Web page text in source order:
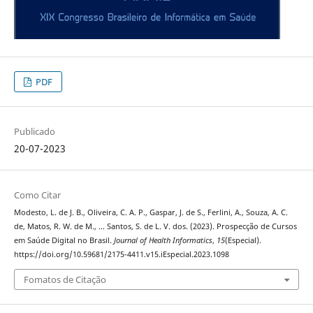
PDF
Publicado
20-07-2023
Como Citar
Modesto, L. de J. B., Oliveira, C. A. P., Gaspar, J. de S., Ferlini, A., Souza, A. C.
de, Matos, R. W. de M., … Santos, S. de L. V. dos. (2023). Prospecção de Cursos
em Saúde Digital no Brasil. Journal of Health Informatics, 15(Especial).
https://doi.org/10.59681/2175-4411.v15.iEspecial.2023.1098
Fomatos de Citação